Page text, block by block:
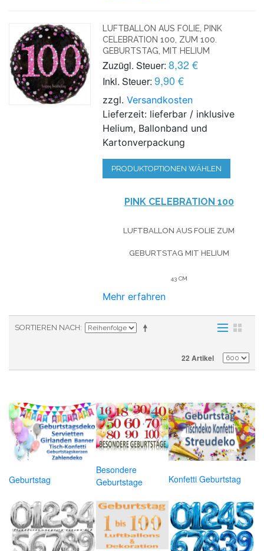
LUFTBALLON AUS FOLIE, PINK
CELEBRATION 100, ZUM 100.
GEBURTSTAG, MIT HELIUM
Zuzügl. Steuer: 8,32 €
Inkl. Steuer: 9,90 €
zzgl.Versandkosten
Lieferzeit: lieferbar / inklusive
Helium, Ballonband und
Kartonverpackung
PRODUKTOPTIONEN WÄHLEN
PINK CELEBRATION 100
LUFTBALLON AUS FOLIE ZUM
GEBURTSTAG MIT HELIUM
43 CM
Mehr erfahren
SORTIEREN NACH
22 Artikel
Geburtstag
Besondere
Geburtstage
Konfetti Geburtstag